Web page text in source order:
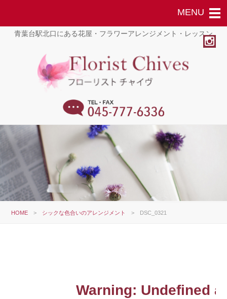
青葉台駅北口にある花屋・フラワーアレンジメント・レッスン
HOME > シックな色合いのアレンジメント > DSC_0321
Warning: Undefined